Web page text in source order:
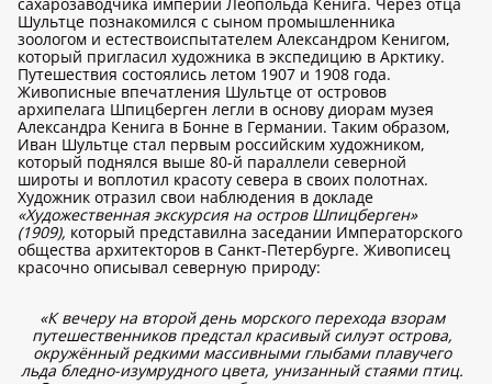
Шультце познакомился с сыном промышленника
зоологом и естествоиспытателем Александром Кенигом,
который пригласил художника в экспедицию в Арктику.
Путешествия состоялись летом 1907 и 1908 года.
Живописные впечатления Шультце от островов
архипелага Шпицберген легли в основу диорам музея
Александра Кенига в Бонне в Германии. Таким образом,
Иван Шультце стал первым российским художником,
который поднялся выше 80-й параллели северной
широты и воплотил красоту севера в своих полотнах.
Художник отразил свои наблюдения в докладе
«Художественная экскурсия на остров Шпицберген»
(1909), который представилна заседании Императорского
общества архитекторов в Санкт-Петербурге. Живописец
красочно описывал северную природу:
«К вечеру на второй день морского перехода взорам
путешественников предстал красивый силуэт острова,
окружённый редкими массивными глыбами плавучего
льда бледно-изумрудного цвета, унизанный стаями птиц.